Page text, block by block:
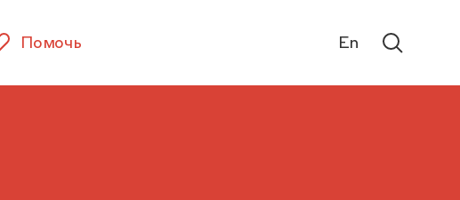
Помочь En